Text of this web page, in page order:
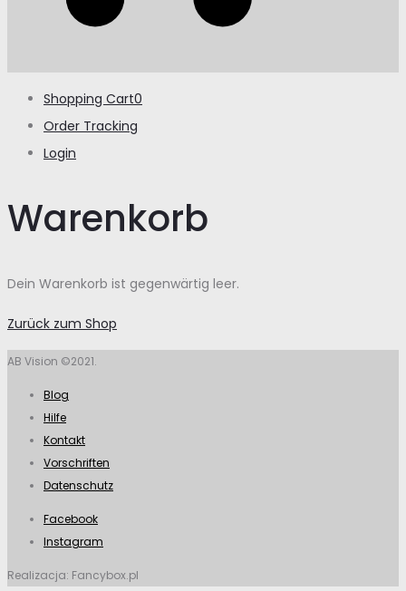
Shopping Cart0
Order Tracking
Login
Warenkorb
Dein Warenkorb ist gegenwärtig leer.
Zurück zum Shop
AB Vision ©2021.
Blog
Hilfe
Kontakt
Vorschriften
Datenschutz
Facebook
Instagram
Realizacja: Fancybox.pl